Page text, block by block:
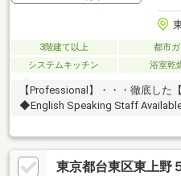
3階建て以上 都市
システムキッチン
浴室乾
【Professional】・・・徹底した
◆English Speaking Staff
東京都台東区東上野